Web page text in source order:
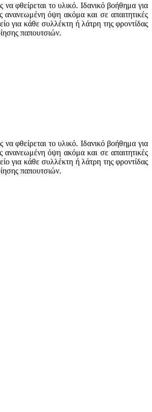
φθείρεται το υλικό. Ιδανικό βοήθημα για
ανανεωμένη όψη ακόμα και σε απαιτητικές
για κάθε συλλέκτη ή λάτρη της φροντίδας
παπουτσιών.
φθείρεται το υλικό. Ιδανικό βοήθημα για
ανανεωμένη όψη ακόμα και σε απαιτητικές
για κάθε συλλέκτη ή λάτρη της φροντίδας
παπουτσιών.